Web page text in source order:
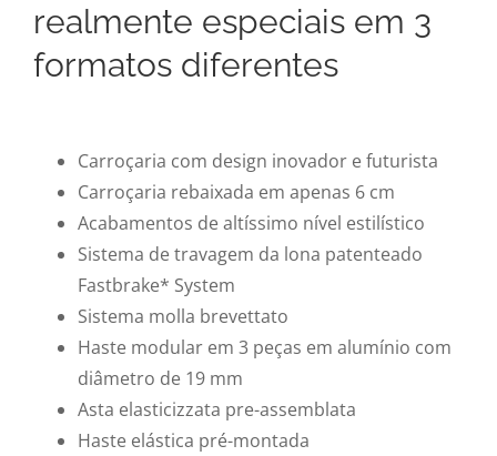
realmente especiais em 3
formatos diferentes
Carroçaria com design inovador e futurista
Carroçaria rebaixada em apenas 6 cm
Acabamentos de altíssimo nível estilístico
Sistema de travagem da lona patenteado
Fastbrake* System
Sistema molla brevettato
Haste modular em 3 peças em alumínio com
diâmetro de 19 mm
Asta elasticizzata pre-assemblata
Haste elástica pré-montada